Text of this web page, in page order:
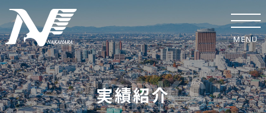
MENU
ホーム
事業紹介
実績紹介